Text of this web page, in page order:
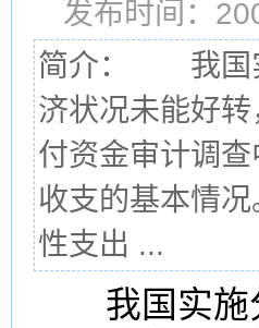
发布时间：
简介： 我国实
济状况未能好
付资金审计调
收支的基本情
性支出 ...
我国实施分